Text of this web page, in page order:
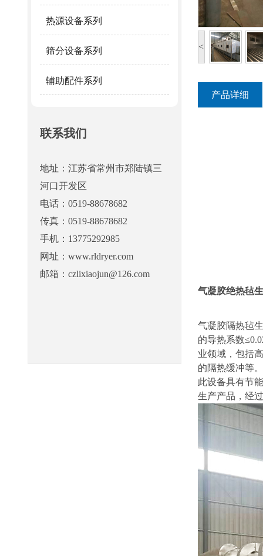
热源设备系列
筛分设备系列
辅助配件系列
联系我们
地址：江苏省常州市郑陆镇三
河口开发区
电话：0519-88678682
传真：0519-88678682
手机：13775292985
网址：www.rldryer.com
邮箱：czlixiaojun@126.com
<
产品详细
气凝胶绝热毡
气凝胶隔热毡
的导热系数
业领域，包括
的隔热缓冲等。
此设备具有节
生产产品，经